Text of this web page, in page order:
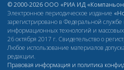
© 2000-2026 ООО «РИА ИД
Электронное периодическое издание
зарегистрировано в Федеральной службе
информационных технологий и
26 октября 2017 г. Свидетельство о
Любое использование материалов
редакции.
Правовая информация и политика